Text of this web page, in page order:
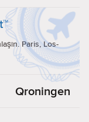
Paris, Los-
Qroningen